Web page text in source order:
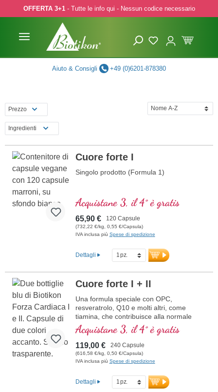
to main content
Skip to search
Skip to main navigation
OFFERTA 3+1- Tutte le info qui - Nessun codice necessario
Aiuto & Consigli +49 (0)6201-878380
Prezzo
Ingredienti
Cuore forte I
Singolo prodotto (Formula 1)
Acquistane 3, il 4° è gratis
65,90 € 120 Capsule
(732,22 €/kg, 0,55 €/Capsula)
IVA inclusa più Spese di spedizione
Dettagli
Cuore forte I + II
Una formula speciale con OPC,
resveratrolo, Q10 e molti altri, come
tiamina, che contribuisce alla normale
funzione cardiaca. (Formula 1 e Formula
2)
Acquistane 3, il 4° è gratis
119,00 € 240 Capsule
(616,58 €/kg, 0,50 €/Capsula)
IVA inclusa più Spese di spedizione
Dettagli